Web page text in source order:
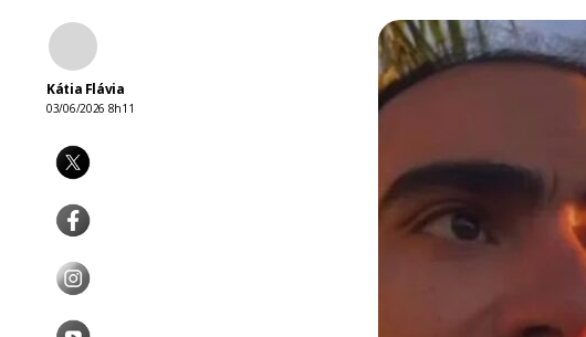
Kátia Flávia
03/06/2026 8h11